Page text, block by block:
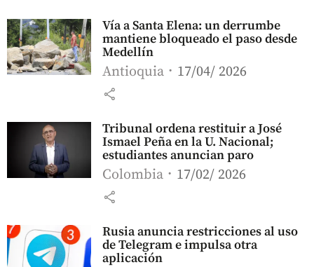
Vía a Santa Elena: un derrumbe
mantiene bloqueado el paso desde
Medellín
Antioquia 17/04/ 2026
share
Tribunal ordena restituir a José
Ismael Peña en la U. Nacional;
estudiantes anuncian paro
Colombia 17/02/ 2026
share
Rusia anuncia restricciones al uso
de Telegram e impulsa otra
aplicación